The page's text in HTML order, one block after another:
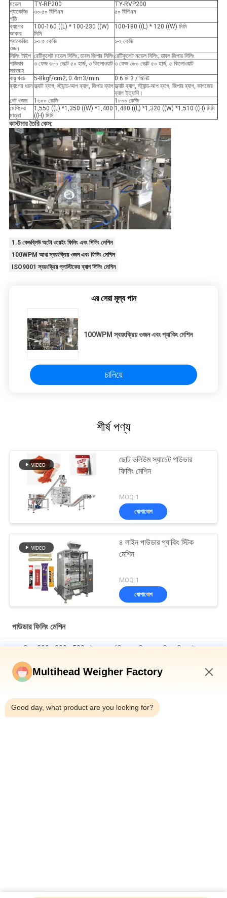
মডেল TY-RP200
TY-RVP200
প্যাকেজিং
গতি
৩০-৫০ বিপিএম ৫০ বিপিএম
ব্যাগের
আকার
100-160 ((L) * 100-230 ((W)
মিমি
100-180 ((L) * 120 ((W) মিমি
প্যাকেজিং
ওজন
১-১.৫ কেজি ১-২ কেজি
সিলিং টাইপ রেটিকুলেট মডেল সিলিং; ডাবল জিপার সিলিংরেটিকুলেট মডেল সিলিং; ডাবল জিপার সিলিং
পাউডার
সরবরাহ
৩ ফেজ ৩৮০ ভোল্ট ৫০ হার্জ, ৩ কিলোওয়াট ৩ ফেজ ৩৮০ ভোল্ট ৫০ হার্জ, ৫ কিলোওয়াট
বায়ু খরচ 5-8kgf/cm2; 0.4m3/min
0.6 মি 3 / মিনিট
ব্যাগের ধরন ফ্ল্যাট ব্যাগ, স্ট্যান্ড-আপ ব্যাগ, জিপার ব্যাগফ্ল্যাট ব্যাগ, স্ট্যান্ড-আপ ব্যাগ, জিপার ব্যাগ, কাগজের
ব্যাগ ইত্যাদি।
নেট ওজন
1৬০০ কেজি
1৮০০ কেজি
মেশিনের
মাত্রা
1,550 ((L) *1,350 ((W) *1,400
((H) মিমি
1,480 ((L) *1,320 ((W) *1,510 ((H) মিমি
কাস্টমার তৈরি কেস:
1.5 কেডব্লিউ অটো ওয়েইং ফিলিং এবং সিলিং মেশিন
100WPM আধা স্বয়ংক্রিয় ওজন এবং ফিলিং মেশিন
ISO9001 স্বয়ংক্রিয় প্লাস্টিকের ব্যাগ সিলিং মেশিন
এর সেরা মূল্য পান
100WPM স্বয়ংক্রিয় ওজন এবং প্যাকিং মেশিন
চালিয়ে
শীর্ষ পণ্য
ছোট ভলিউম স্যাচেট পাউডার
ফিলিং মেশিন
MOQ:1
যোগাযোগ
৪ লাইন পাউডার প্যাকিং স্টিক
মেশিন
MOQ:1
যোগাযোগ
পাউডার ফিলিং মেশিন
স্বয়ংক্রিয় 200g 300g 500g উল্লম্ব ফর্ম ফিল এবং সিল প্যাকেজিং মেশিন পাউডার
Automatic Mylar Zipper Bag Spice Filling Packaging Spices
Powder Packing Production Line Lapeltype Packaging Machine
Multihead Weigher Factory
Good day, what product are you looking for?